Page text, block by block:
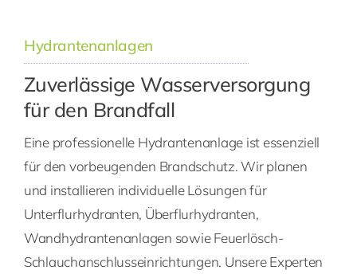
Hydrantenanlagen
Zuverlässige Wasserversorgung
für den Brandfall
Eine professionelle Hydrantenanlage ist essenziell
für den vorbeugenden Brandschutz. Wir planen
und installieren individuelle Lösungen für
Unterflurhydranten, Überflurhydranten,
Wandhydrantenanlagen sowie Feuerlösch-
Schlauchanschlusseinrichtungen. Unsere Experten